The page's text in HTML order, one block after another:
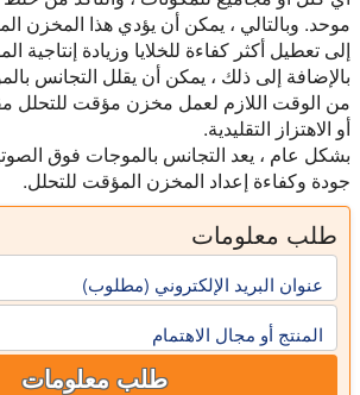
موحد. وبالتالي ، يمكن أن يؤدي هذا المخزن
إلى تعطيل أكثر كفاءة للخلايا وزيادة إنتاجية
بالإضافة إلى ذلك ، يمكن أن يقلل التجانس
من الوقت اللازم لعمل مخزن مؤقت للتحلل
أو الاهتزاز التقليدية.
بشكل عام ، يعد التجانس بالموجات فوق
جودة وكفاءة إعداد المخزن المؤقت للتحلل.
طلب معلومات
عنوان البريد الإلكتروني (مطلوب)
المنتج أو مجال الاهتمام
طلب معلومات